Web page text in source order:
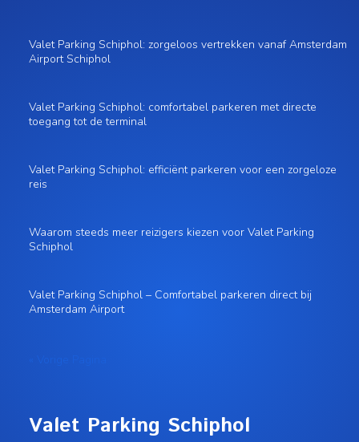
Valet Parking Schiphol: zorgeloos vertrekken vanaf Amsterdam
Airport Schiphol
Valet Parking Schiphol: comfortabel parkeren met directe
toegang tot de terminal
Valet Parking Schiphol: efficiënt parkeren voor een zorgeloze
reis
Waarom steeds meer reizigers kiezen voor Valet Parking
Schiphol
Valet Parking Schiphol – Comfortabel parkeren direct bij
Amsterdam Airport
Valet Parking Schiphol